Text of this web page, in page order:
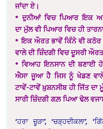
ਜਾਂਦਾ ਏ।
* ਦੁਨੀਆਂ ਵਿਚ ਪਿਆਰ ਇਕ
ਦਾ ਮੁੱਲ ਵੀ ਪਿਆਰ ਵਿਚ ਹੀ
* ਇਕ ਔਰਤ ਭਾਵੇਂ ਕਿੰਨੇ ਵੀ ਕਠੋਰ
ਵਾਲੇ ਦੀ ਜ਼ਿੰਦਗੀ ਵਿਚ ਦੂਸਰੀ
* ਵਿਆਹ ਇਨਸਾਨ ਦੀ ਬਣਾਈ
ਐਸਾ ਜੂਆ ਹੈ ਜਿਸ ਨੂੰ ਖੇਡਣ ਵਾਲੇ
ਟਾਵੇਂ-ਟਾਵੇਂ ਖ਼ੁਸ਼ਨਸੀਬ ਹੀ ਜਿੱਤ
ਸਾਰੀ ਜ਼ਿੰਦਗੀ ਗਲ਼ ਪਿਆ ਢੋਲ
‘ਹਰਾ ਚੂੜਾ’, ‘ਚੜ੍ਹਦੀਕਲਾ’,